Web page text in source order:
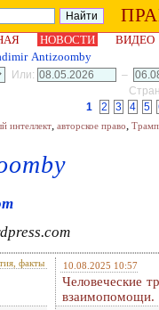
НОВОСТИ
ВИДЕО
Antizoomby
Или:
–
1
2 3 4 5
интеллект, авторское право, Трамп
факты 10.08.2025 10:57
Человеческие
взаимопомощи.